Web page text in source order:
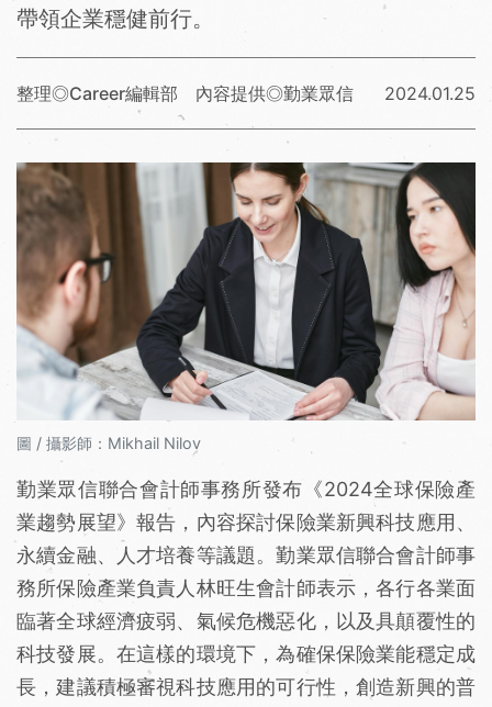
帶領企業穩健前行。
整理◎Career編輯部 內容提供◎勤業眾信 2024.01.25
圖 / 攝影師：Mikhail Nilov
勤業眾信聯合會計師事務所發布《2024全球保險產
業趨勢展望》報告，內容探討保險業新興科技應用、
永續金融、人才培養等議題。勤業眾信聯合會計師事
務所保險產業負責人林旺生會計師表示，各行各業面
臨著全球經濟疲弱、氣候危機惡化，以及具顛覆性的
科技發展。在這樣的環境下，為確保保險業能穩定成
長，建議積極審視科技應用的可行性，創造新興的普